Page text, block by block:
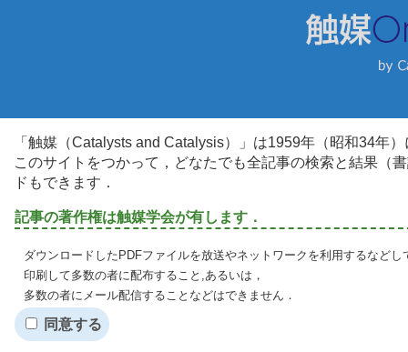
「触媒（Catalysts and Catalysis）」は1959年（昭和34年
このサイトをつかって，どなたでも全記事の検索と結果（
ドもできます．
記事の著作権は触媒学会が有します．
ダウンロードしたPDFファイルを放送やネットワークを利用するなど
印刷して多数の者に配布すること,あるいは，
多数の者にメール配信することなどはできません．
同意する